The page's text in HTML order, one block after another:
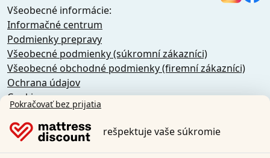
Všeobecné informácie:
Informačné centrum
Podmienky prepravy
Všeobecné podmienky (súkromní zákazníci)
Všeobecné obchodné podmienky (firemní zákazníci)
Ochrana údajov
Cookies
Zásady zrušenia
Odtlačok
Odstúpiť od zmluvy
Pokračovať bez prijatia
rešpektuje vaše súkromie